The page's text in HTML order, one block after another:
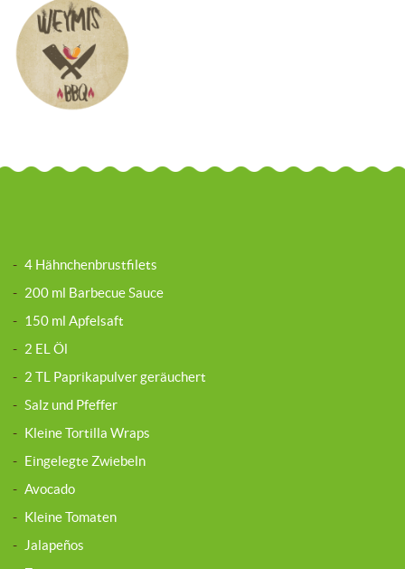
- 4 Hähnchenbrustfilets
- 200 ml Barbecue Sauce
- 150 ml Apfelsaft
- 2 EL Öl
- 2 TL Paprikapulver geräuchert
- Salz und Pfeffer
- Kleine Tortilla Wraps
- Eingelegte Zwiebeln
- Avocado
- Kleine Tomaten
- Jalapeños